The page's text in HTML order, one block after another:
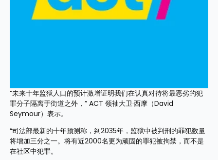
“未来十年监狱人口的预计激增证明我们在认真对待将最恶劣的犯
罪分子隔离于街道之外，” ACT 领袖大卫·西摩（David
Seymour）表示。
“司法部最新的十年预测称，到2035年，监狱中被判刑的罪犯数量
将增加三分之一。将有近2000名更为顽固的罪犯被拘禁，而不是
在社区中犯罪。